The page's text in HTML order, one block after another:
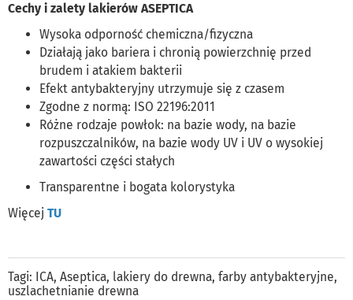
Cechy i zalety lakierów ASEPTICA
Wysoka odporność chemiczna/fizyczna
Działają jako bariera i chronią powierzchnię przed
brudem i atakiem bakterii
Efekt antybakteryjny utrzymuje się z czasem
Zgodne z normą: ISO 22196:2011
Różne rodzaje powłok: na bazie wody, na bazie
rozpuszczalników, na bazie wody UV i UV o wysokiej
zawartości części stałych
Transparentne i bogata kolorystyka
Więcej TU
Tagi: ICA, Aseptica, lakiery do drewna, farby antybakteryjne,
uszlachetnianie drewna